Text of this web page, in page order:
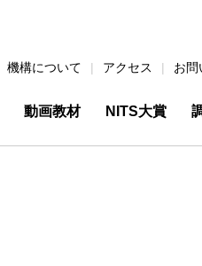
動画教材 NITS大賞
機構について アクセス お問